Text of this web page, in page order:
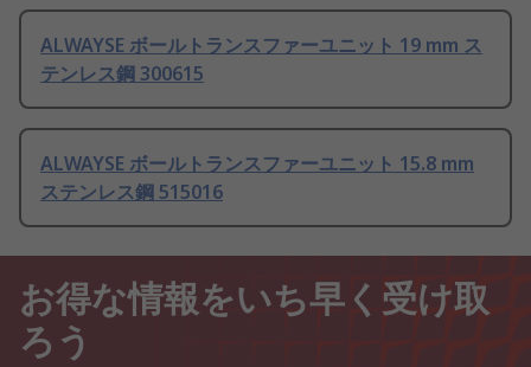
ALWAYSE ボールトランスファーユニット 19 mm ス
テンレス鋼 300615
ALWAYSE ボールトランスファーユニット 15.8 mm
ステンレス鋼 515016
お得な情報をいち早く受け取
ろう